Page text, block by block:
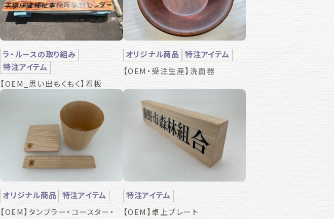
ラ・ルースの取り組み
特注アイテム
【OEM_思い出もくもく】看板
オリジナル商品
特注アイテム
【OEM・受注生産】洗面器
オリジナル商品
特注アイテム
【OEM】タンブラー・コースター・
特注アイテム
【OEM】卓上プレート